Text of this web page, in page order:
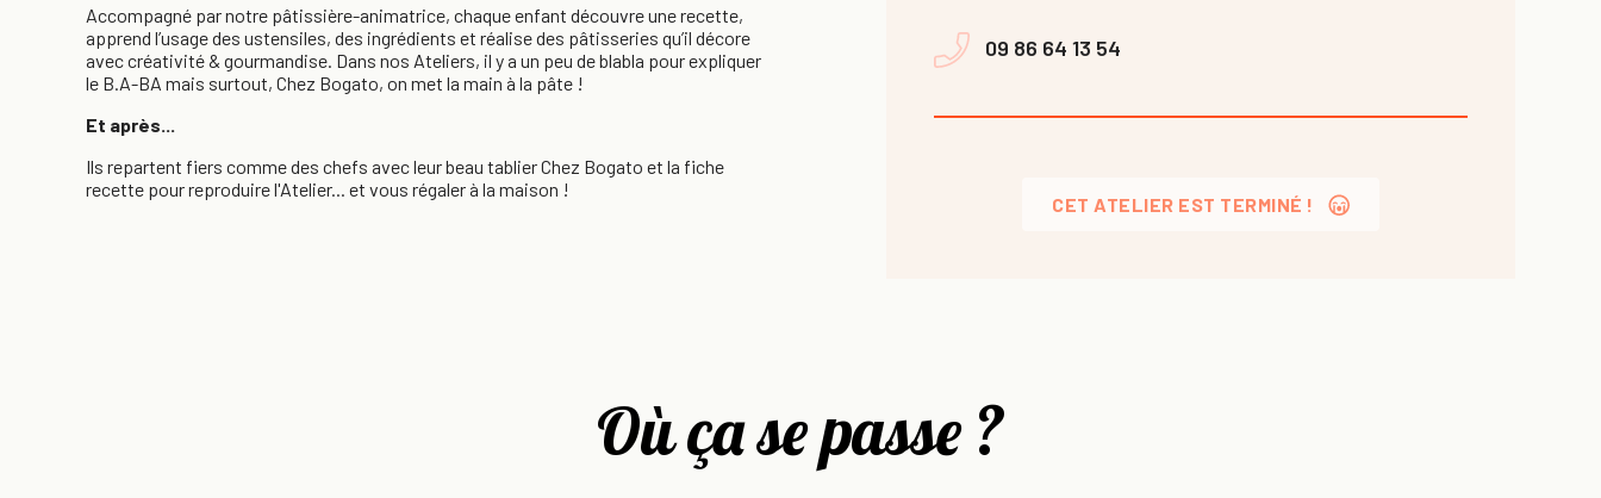
Accompagné par notre pâtissière-animatrice, chaque enfant découvre une recette,
apprend l’usage des ustensiles, des ingrédients et réalise des pâtisseries qu’il décore
avec créativité & gourmandise. Dans nos Ateliers, il y a un peu de blabla pour expliquer
le B.A-BA mais surtout, Chez Bogato, on met la main à la pâte !
Et après...
Ils repartent fiers comme des chefs avec leur beau tablier Chez Bogato et la fiche
recette pour reproduire l'Atelier... et vous régaler à la maison !
09 86 64 13 54
CET ATELIER EST TERMINÉ !
Où ça se passe ?